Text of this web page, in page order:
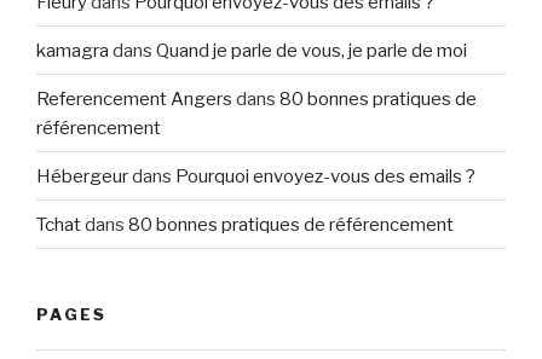
kamagra dans Quand je parle de vous, je parle de moi
Referencement Angers dans 80 bonnes pratiques de
référencement
Hébergeurdans Pourquoi envoyez-vous des emails ?
Tchatdans 80 bonnes pratiques de référencement
PAGES